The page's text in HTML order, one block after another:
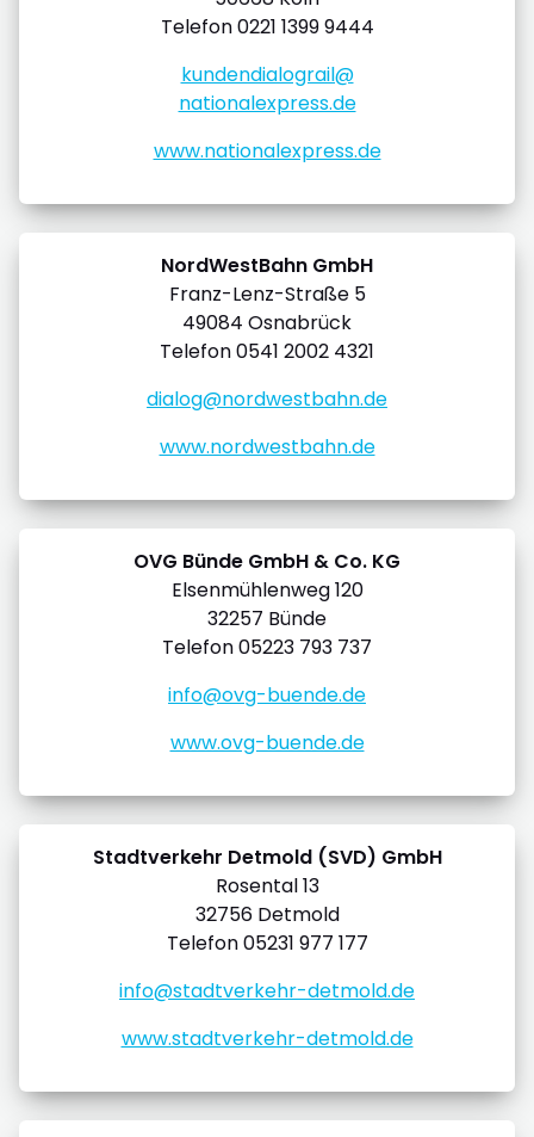
Telefon 0221 1399 9444
kundendialograil@
nationalexpress.de
www.nationalexpress.de
NordWestBahn GmbH
Franz-Lenz-Straße 5
49084 Osnabrück
Telefon 0541 2002 4321
dialog@nordwestbahn.de
www.nordwestbahn.de
OVG Bünde GmbH & Co. KG
Elsenmühlenweg 120
32257 Bünde
Telefon 05223 793 737
info@ovg-buende.de
www.ovg-buende.de
Stadtverkehr Detmold (SVD) GmbH
Rosental 13
32756 Detmold
Telefon 05231 977 177
info@stadtverkehr-detmold.de
www.stadtverkehr-detmold.de